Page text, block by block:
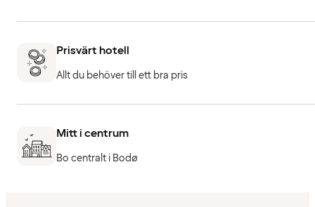
Prisvärt hotell
Allt du behöver till ett bra pris
Mitt i centrum
Bo centralt i Bodø